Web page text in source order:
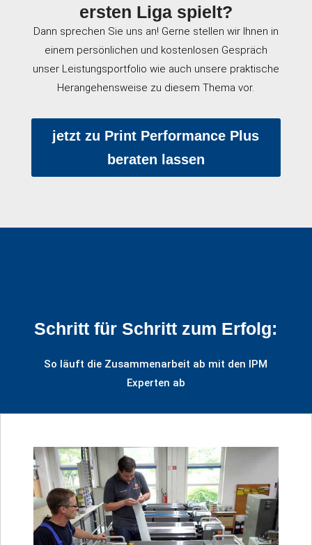
ersten Liga spielt?
Dann sprechen Sie uns an! Gerne stellen wir Ihnen in
einem persönlichen und kostenlosen Gespräch
unser Leistungsportfolio wie auch unsere praktische
Herangehensweise zu diesem Thema vor.
jetzt zu Print Performance Plus
beraten lassen
Schritt für Schritt zum Erfolg:
So läuft die Zusammenarbeit ab mit den IPM
Experten ab